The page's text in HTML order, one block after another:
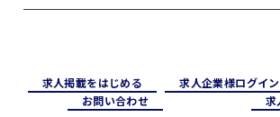
求⼈掲載をはじめる 求⼈企業様ログイン
お問い合わせ
求